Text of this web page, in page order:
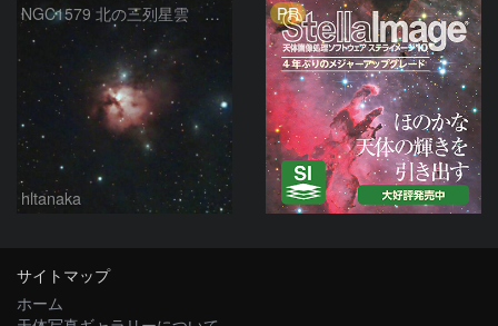
NGC1579 北の三列星雲 ペルセウス座
hltanaka
PR
サイトマップ
ホーム